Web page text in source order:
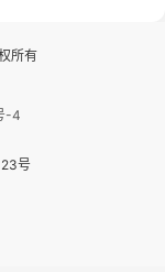
所有
-4
号